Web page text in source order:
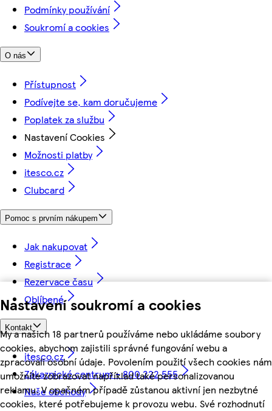
Nastavení soukromí a cookies
My a našich 18 partnerů používáme nebo ukládáme soubory
cookies, abychom zajistili správné fungování webu a
zpracovali osobní údaje. Povolením použití všech cookies nám
umožníte zobrazovat například také personalizovanou
reklamu. V opačném případě zůstanou aktivní jen nezbytné
cookies, které potřebujeme k provozu webu. Své rozhodnutí
Podmínky používání
Soukromí a cookies
O nás
Přístupnost
Podívejte se, kam doručujeme
Poplatek za službu
Nastavení Cookies
Možnosti platby
itesco.cz
Clubcard
Pomoc s prvním nákupem
Jak nakupovat
Registrace
Rezervace času
Oblíbené
Kontakt
itesco.cz
Zákaznické centrum - 800 222 555
Naše obchody